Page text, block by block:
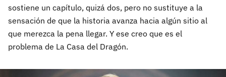
sostiene un capítulo, quizá dos, pero no sustituye a la
sensación de que la historia avanza hacia algún sitio al
que merezca la pena llegar. Y ese creo que es el
problema de La Casa del Dragón.